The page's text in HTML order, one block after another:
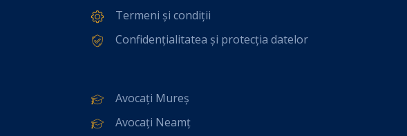
Termeni și condiții
Confidențialitatea și protecția datelor
Avocați Mureș
Avocați Neamț